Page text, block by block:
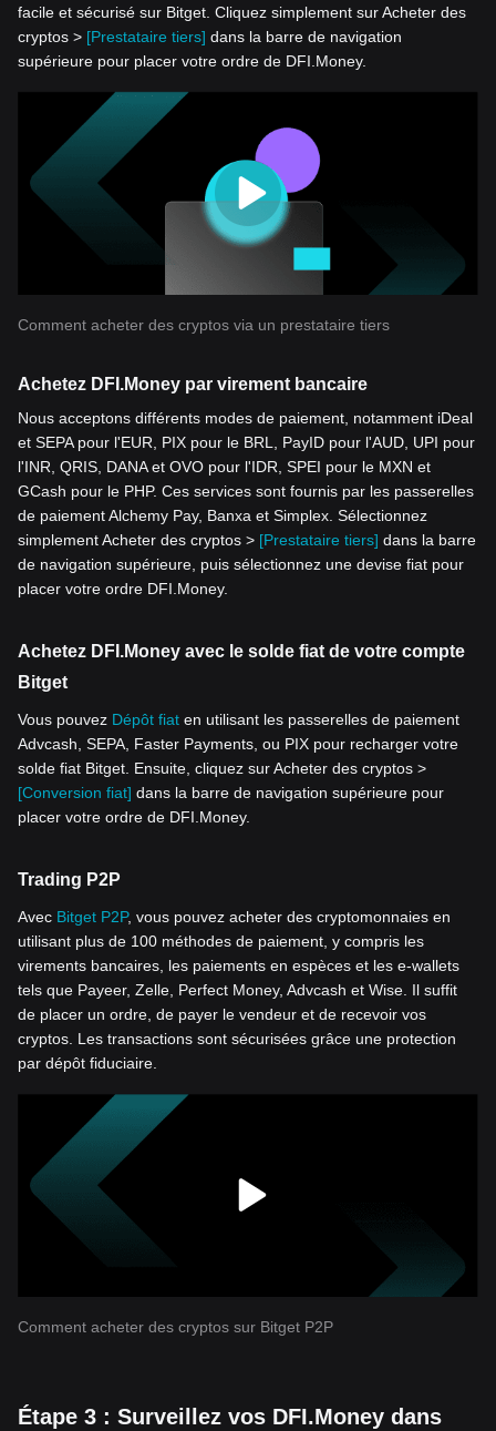
facile et sécurisé sur Bitget. Cliquez simplement sur Acheter des
cryptos > [Prestataire tiers] dans la barre de navigation
supérieure pour placer votre ordre de DFI.Money.
Comment acheter des cryptos via un prestataire tiers
Achetez DFI.Money par virement bancaire
Nous acceptons différents modes de paiement, notamment iDeal
et SEPA pour l'EUR, PIX pour le BRL, PayID pour l'AUD, UPI pour
l'INR, QRIS, DANA et OVO pour l'IDR, SPEI pour le MXN et
GCash pour le PHP. Ces services sont fournis par les passerelles
de paiement Alchemy Pay, Banxa et Simplex. Sélectionnez
simplement Acheter des cryptos > [Prestataire tiers] dans la barre
de navigation supérieure, puis sélectionnez une devise fiat pour
placer votre ordre DFI.Money.
Achetez DFI.Money avec le solde fiat de votre compte
Bitget
Vous pouvez Dépôt fiat en utilisant les passerelles de paiement
Advcash, SEPA, Faster Payments, ou PIX pour recharger votre
solde fiat Bitget. Ensuite, cliquez sur Acheter des cryptos >
[Conversion fiat] dans la barre de navigation supérieure pour
placer votre ordre de DFI.Money.
Trading P2P
Avec Bitget P2P, vous pouvez acheter des cryptomonnaies en
utilisant plus de 100 méthodes de paiement, y compris les
virements bancaires, les paiements en espèces et les e-wallets
tels que Payeer, Zelle, Perfect Money, Advcash et Wise. Il suffit
de placer un ordre, de payer le vendeur et de recevoir vos
cryptos. Les transactions sont sécurisées grâce une protection
par dépôt fiduciaire.
Comment acheter des cryptos sur Bitget P2P
Étape 3 : Surveillez vos DFI.Money dans